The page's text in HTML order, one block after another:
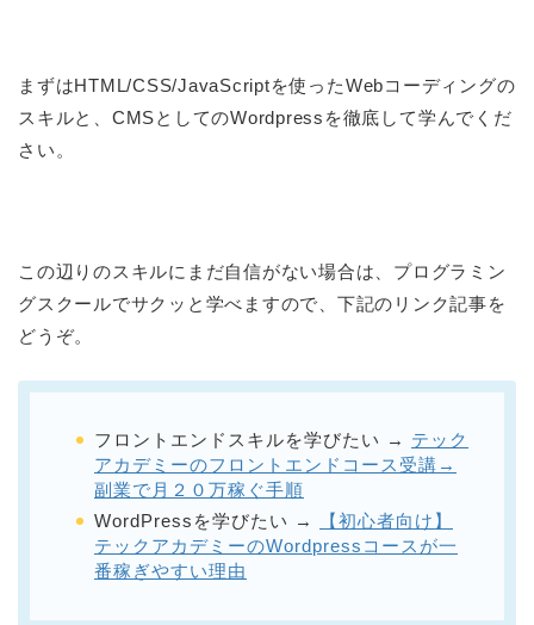
まずはHTML/CSS/JavaScriptを使ったWebコーディングの
スキルと、CMSとしてのWordpressを徹底して学んでくだ
さい。
この辺りのスキルにまだ自信がない場合は、プログラミン
グスクールでサクッと学べますので、下記のリンク記事を
どうぞ。
フロントエンドスキルを学びたい → テック
アカデミーのフロントエンドコース受講→
副業で月２０万稼ぐ手順
WordPressを学びたい →
【初心者向け】
テックアカデミーのWordpressコースが一
番稼ぎやすい理由